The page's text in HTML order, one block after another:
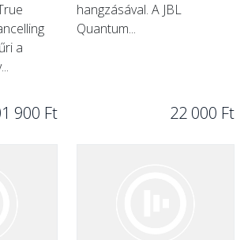
a
900 Ft
hangzásával. A JBL
Quantum...
22 000 Ft